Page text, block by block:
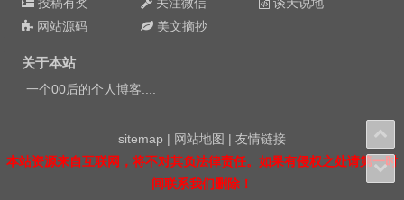
网站源码
美文摘抄
关于本站
一个00后的个人博客....
sitemap | 网站地图 | 友情链接
本站资源来自互联网，将不对其负法律责任。如果有侵权之处请第一时
间联系我们删除！